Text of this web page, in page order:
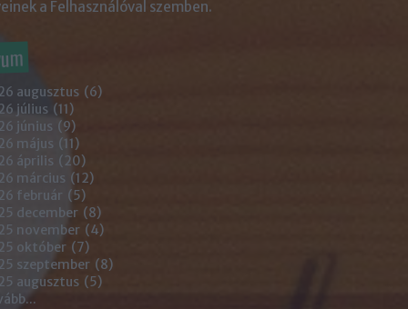
a Felhasználóval szemben.
augusztus (6)
július (11)
június (9)
május (11)
április (20)
március (12)
február (5)
december (8)
november (4)
október (7)
szeptember (8)
augusztus (5)
...